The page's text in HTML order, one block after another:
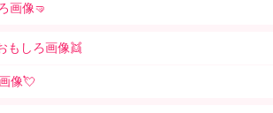
画像🤜
もしろ画像👯
像💘